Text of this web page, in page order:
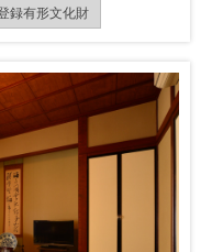
録有形文化財